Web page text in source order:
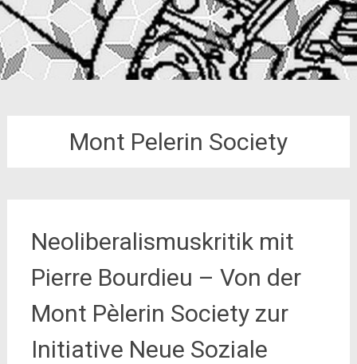
Mont Pelerin Society
Neoliberalismuskritik mit
Pierre Bourdieu – Von der
Mont Pèlerin Society zur
Initiative Neue Soziale